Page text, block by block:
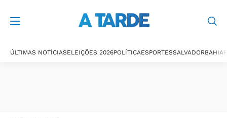
ÚLTIMAS NOTÍCIASELEIÇÕES 2026POLÍTICAESPORTESSALVADORBAHIA